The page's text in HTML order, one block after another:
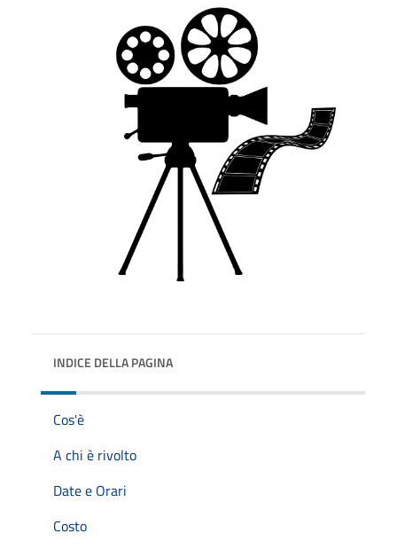
INDICE DELLA PAGINA
Cos'è
A chi è rivolto
Date e Orari
Costo